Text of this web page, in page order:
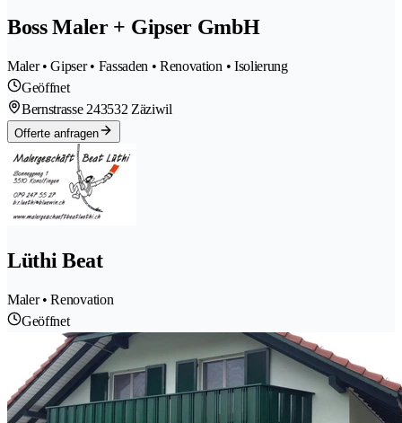
Boss Maler + Gipser GmbH
Maler • Gipser • Fassaden • Renovation • Isolierung
Geöffnet
Bernstrasse 243532 Zäziwil
Offerte anfragen
Lüthi Beat
Maler • Renovation
Geöffnet